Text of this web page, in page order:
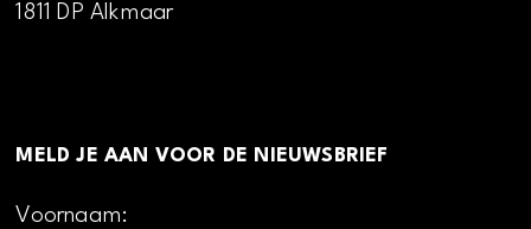
1811 DP Alkmaar
MELD JE AAN VOOR DE NIEUWSBRIEF
Voornaam: